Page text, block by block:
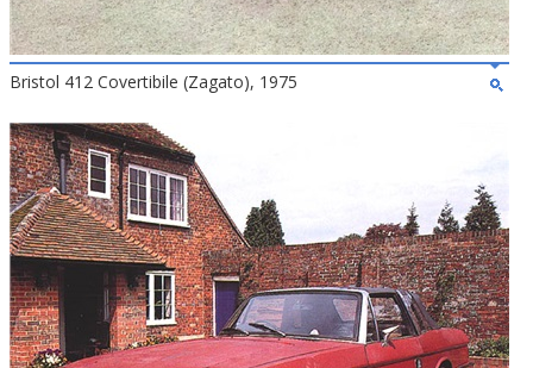
Bristol 412 Covertibile (Zagato), 1975